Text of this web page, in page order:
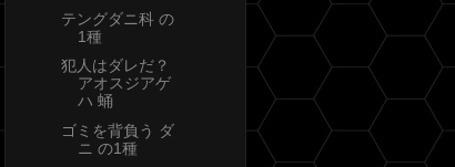
テングダニ科 の
1種
犯人はダレだ？
アオスジアゲ
ハ 蛹
ゴミを背負う ダ
ニ の1種